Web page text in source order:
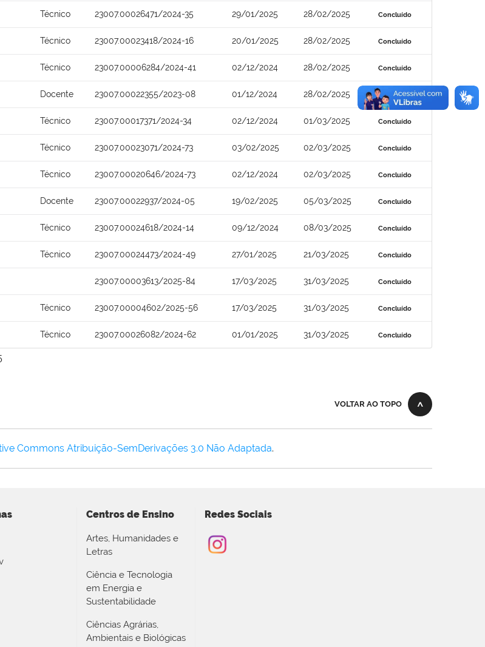
Técnico 23007.00026471/2024-35 29/01/2025 28/02/2025 Concluído
Técnico 23007.00023418/2024-16 20/01/2025 28/02/2025 Concluído
Técnico 23007.00006284/2024-41 02/12/2024 28/02/2025 Concluído
Docente 23007.00022355/2023-08 01/12/2024 28/02/2025 Concluído
Técnico 23007.00017371/2024-34 02/12/2024 01/03/2025 Concluído
Técnico 23007.00023071/2024-73 03/02/2025 02/03/2025 Concluído
Técnico 23007.00020646/2024-73 02/12/2024 02/03/2025 Concluído
Docente 23007.00022937/2024-05 19/02/2025 05/03/2025 Concluído
Técnico 23007.00024618/2024-14 09/12/2024 08/03/2025 Concluído
Técnico 23007.00024473/2024-49 27/01/2025 21/03/2025 Concluído
23007.00003613/2025-84 17/03/2025 31/03/2025 Concluído
Técnico 23007.00004602/2025-56 17/03/2025 31/03/2025 Concluído
Técnico 23007.00026082/2024-62 01/01/2025 31/03/2025 Concluído
VOLTAR AO TOPO
Commons Atribuição-SemDerivações 3.0 Não Adaptada.
Centros de Ensino
Artes, Humanidades e
Letras
Ciência e Tecnologia
em Energia e
Sustentabilidade
Ciências Agrárias,
Ambientais e Biológicas
Redes Sociais